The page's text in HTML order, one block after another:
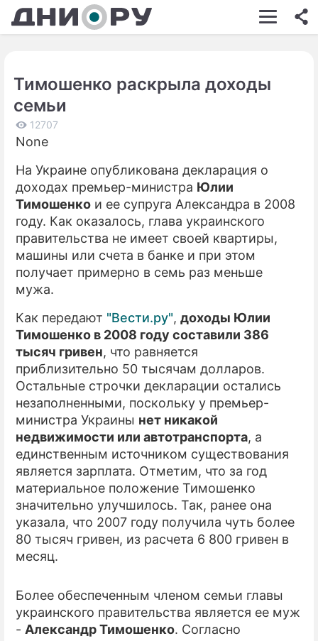
ШОУ-БИЗНЕС
КИНО
ЭКОНОМИКА
ПРОИСШЕСТВИЯ
СОННИК
СТИЛЬ ЖИЗНИ
ИГРЫ
О ПРОЕКТЕ
Тимошенко раскрыла доходы
семьи
12707
None
На Украине опубликована декларация о
доходах премьер-министра Юлии
Тимошенко и ее супруга Александра в 2008
году. Как оказалось, глава украинского
правительства не имеет своей квартиры,
машины или счета в банке и при этом
получает примерно в семь раз меньше
мужа.
Как передают "Вести.ру", доходы Юлии
Тимошенко в 2008 году составили 386
тысяч гривен, что равняется
приблизительно 50 тысячам долларов.
Остальные строчки декларации остались
незаполненными, поскольку у премьер-
министра Украины нет никакой
недвижимости или автотранспорта, а
единственным источником существования
является зарплата. Отметим, что за год
материальное положение Тимошенко
значительно улучшилось. Так, ранее она
указала, что 2007 году получила чуть более
80 тысяч гривен, из расчета 6 800 гривен в
месяц.
Более обеспеченным членом семьи главы
украинского правительства является ее муж
- Александр Тимошенко. Согласно